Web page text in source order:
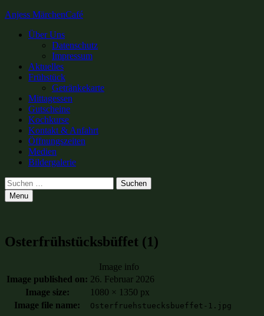
Anjess MärchenCafé
Primary
Über Uns
Datenschutz
Impressum
Aktuelles
Frühstück
Getränkekarte
Mittagessen
Gutscheine
Kochkurse
Kontakt & Anfahrt
Öffnungszeiten
Medien
Bildergalerie
Search
Suchen
nach:
Menu
Osterfrühstücksbüffet (1)
Image info
Image published on: 26. Februar 2026
Image size:
1080 × 1350 px
Image file name:
Osterfruehstuecksbueffet-1.jpg